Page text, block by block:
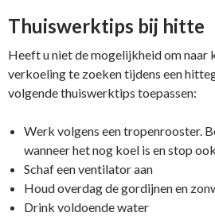
Thuiswerktips bij hitte
Heeft u niet de mogelijkheid om naar
verkoeling te zoeken tijdens een
volgende thuiswerktips toepassen:
Werk volgens een tropenrooster.
wanneer het nog koel is en stop
Schaf een ventilator aan
Houd overdag de gordijnen en
Drink voldoende water